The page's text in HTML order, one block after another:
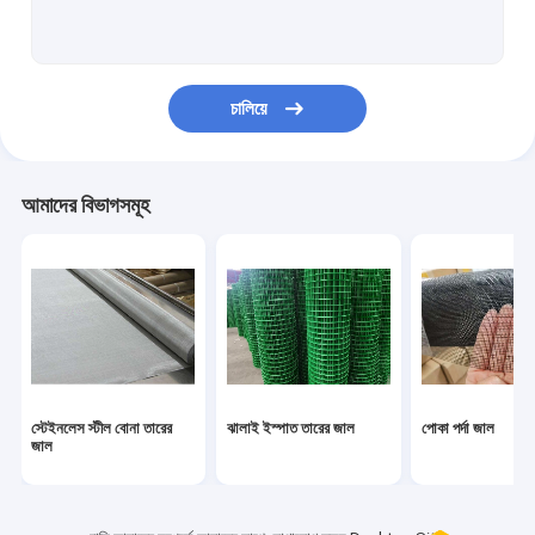
কালো তারের কাপড়
Crimped তারের জাল
ফিল্টার তারের জাল
ফাইবার তারের জাল
চালিয়ে
আমাদের বিভাগসমূহ
স্টেইনলেস স্টীল বোনা তারের
জাল
ঝালাই ইস্পাত তারের জাল পোকা পর্দা জাল